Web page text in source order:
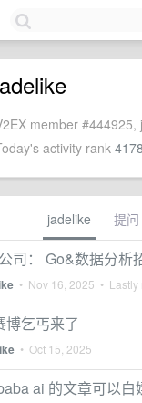
member
activity rank 4178
jadelike 提问
司： Go&数据分析
• Nov 16, 2025 •
博乞丐来了
• Oct 15, 2025
ai 的文章可以白